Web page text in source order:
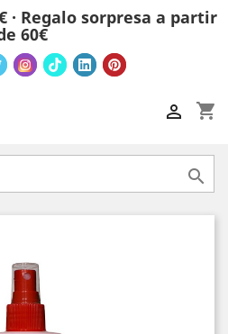
· Regalo sorpresa a partir
60€
shopping_cart

